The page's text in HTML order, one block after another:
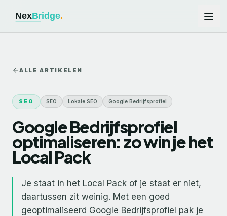
ALLE ARTIKELEN
SEO SEO Lokale SEO Google Bedrijfsprofiel
Google Bedrijfsprofiel
optimaliseren: zo win je het
Local Pack
Je staat in het Local Pack of je staat er niet,
daartussen zit weinig. Met een goed
geoptimaliseerd Google Bedrijfsprofiel pak je